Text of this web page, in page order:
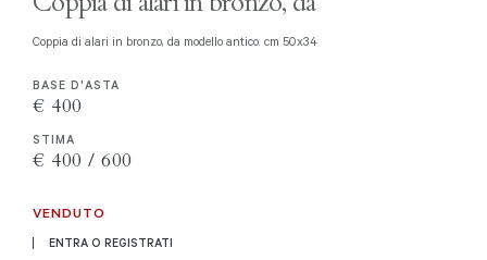
Coppia di alari in bronzo, da modello antico. cm 50x34
BASE D'ASTA
€ 400
STIMA
€ 400 / 600
VENDUTO
ENTRA O REGISTRATI